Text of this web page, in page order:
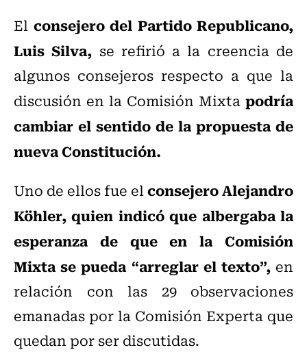
El consejero del Partido Republicano,
Luis Silva, se refirió a la creencia de
algunos consejeros respecto a que la
discusión en la Comisión Mixta podría
cambiar el sentido de la propuesta de
nueva Constitución.
Uno de ellos fue elconsejero Alejandro
Köhler, quien indicó que albergaba la
esperanza de que en la Comisión
Mixta se pueda “arreglar el texto”,en
relación con las 29 observaciones
emanadas por la Comisión Experta que
quedan por ser discutidas.